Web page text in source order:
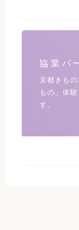
協業パ
京都きも
もの」体
す。